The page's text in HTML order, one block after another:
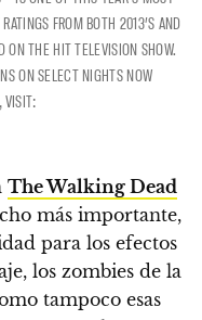
FROM BOTH 2013’S AND
ON THE HIT TELEVISION SHOW.
ON SELECT NIGHTS NOW
VISIT:
The Walking Dead
más importante,
para los efectos
los zombies de la
tampoco esas